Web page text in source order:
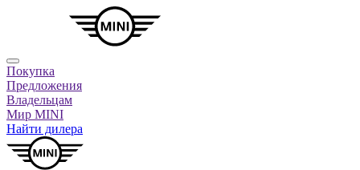
Покупка
Предложения
Владельцам
Мир MINI
Найти дилера